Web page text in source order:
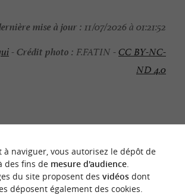
mise à jour : 11/07/2026 à 01:21:52
-Crédit photo : F.FATIN -CC BY-NC-
ND 4.0
à naviguer, vous autorisez le dépôt de
des fins de mesure d'audience.
du site proposent des vidéosdont
déposent également des cookies.